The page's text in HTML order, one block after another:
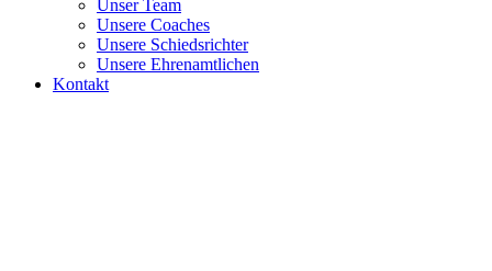
Unser Team
Unsere Coaches
Unsere Schiedsrichter
Unsere Ehrenamtlichen
Kontakt